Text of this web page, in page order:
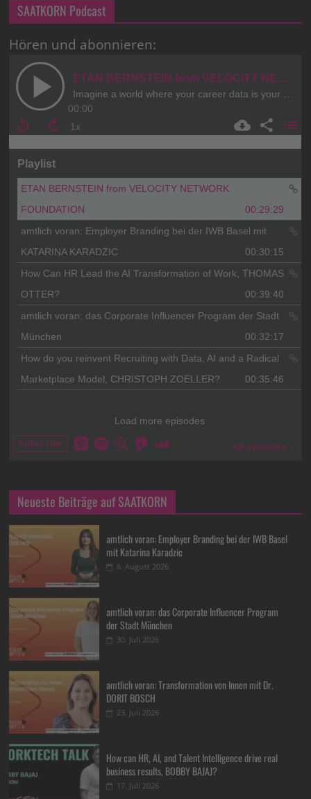
SAATKORN Podcast
Hören und abonnieren:
Neueste Beiträge auf SAATKORN
amtlich voran: Employer Branding bei der IWB Basel
mit Katarina Karadzic
6. August 2026
amtlich voran: das Corporate Influencer Program
der Stadt München
30. Juli 2026
amtlich voran: Transformation von Innen mit Dr.
DORIT BOSCH
23. Juli 2026
How can HR, AI, and Talent Intelligence drive real
business results, BOBBY BAJAJ?
17. Juli 2026